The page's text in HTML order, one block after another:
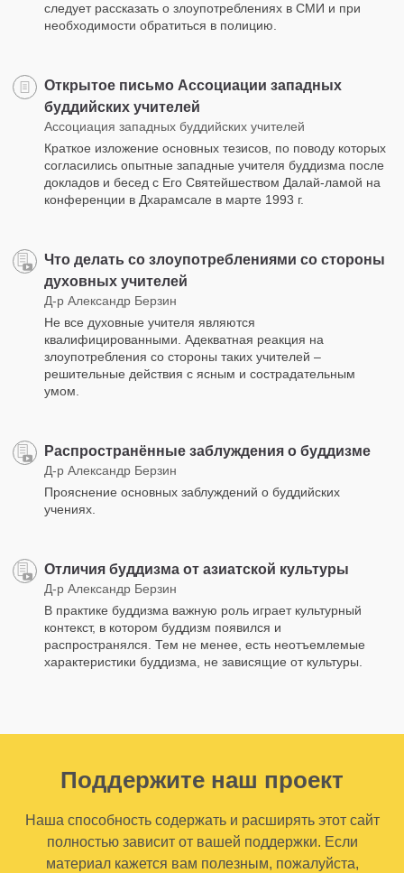
следует рассказать о злоупотреблениях в СМИ и при
необходимости обратиться в полицию.
Открытое письмо Ассоциации западных
буддийских учителей
Ассоциация западных буддийских учителей
Краткое изложение основных тезисов, по поводу которых
согласились опытные западные учителя буддизма после
докладов и бесед с Его Святейшеством Далай-ламой на
конференции в Дхарамсале в марте 1993 г.
Что делать со злоупотреблениями со стороны
духовных учителей
Д-р Александр Берзин
Не все духовные учителя являются
квалифицированными. Адекватная реакция на
злоупотребления со стороны таких учителей –
решительные действия с ясным и сострадательным
умом.
Распространённые заблуждения о буддизме
Д-р Александр Берзин
Прояснение основных заблуждений о буддийских
учениях.
Отличия буддизма от азиатской культуры
Д-р Александр Берзин
В практике буддизма важную роль играет культурный
контекст, в котором буддизм появился и
распространялся. Тем не менее, есть неотъемлемые
характеристики буддизма, не зависящие от культуры.
Поддержите наш проект
Наша способность содержать и расширять этот сайт
полностью зависит от вашей поддержки. Если
материал кажется вам полезным, пожалуйста,